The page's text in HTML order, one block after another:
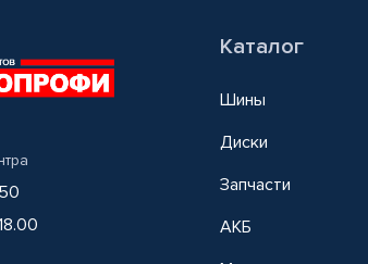
Каталог
Шины
Диски
Запчасти
АКБ